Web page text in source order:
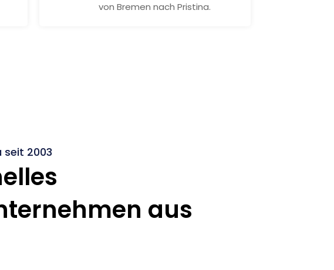
von Bremen nach Pristina.
seit 2003
aus